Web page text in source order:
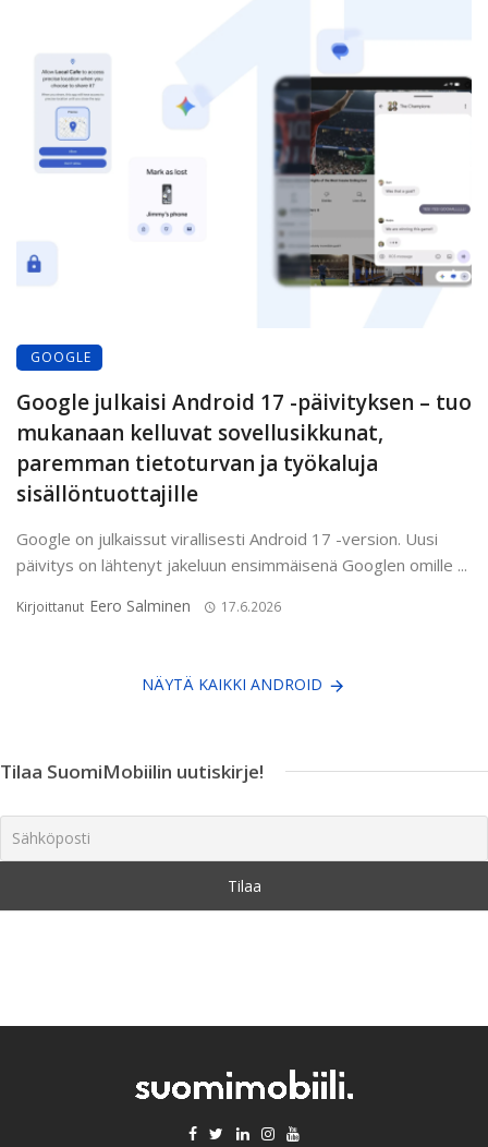
GOOGLE
Google julkaisi Android 17 -päivityksen – tuo
mukanaan kelluvat sovellusikkunat,
paremman tietoturvan ja työkaluja
sisällöntuottajille
Google on julkaissut virallisesti Android 17 -version. Uusi
päivitys on lähtenyt jakeluun ensimmäisenä Googlen omille ...
Kirjoittanut Eero Salminen 17.6.2026
NÄYTÄ KAIKKI ANDROID
Tilaa SuomiMobiilin uutiskirje!